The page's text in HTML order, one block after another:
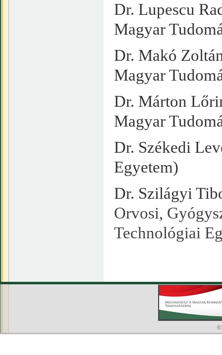
Dr. Lupescu
Magyar
Dr. Makó
Magyar
Dr. Márton
Magyar
Dr. Székedi
Egyetem)
Dr. Szilágyi
Orvosi,
Technológiai
©